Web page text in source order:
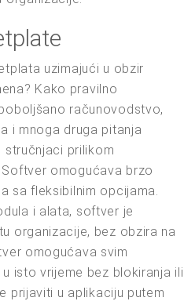
uzimajući u obzir
Kako pravilno
računovodstvo,
i mnoga druga pitanja
stručnjaci prilikom
omogućava brzo
sa fleksibilnim opcijama.
i alata, softver je
organizacije, bez obzira na
omogućava svim
isto vrijeme bez blokiranja ili
prijaviti u aplikaciju putem